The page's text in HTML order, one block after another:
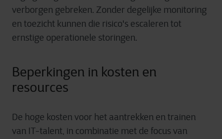
verborgen gebreken. Zonder degelijke monitoring
entoezicht kunnen die risico's escalerentot
ernstige operationele storingen.
Beperkingen in kosten en
resources
De hoge kostenvoor het aantrekken entrainen
van IT-talent, in combinatie met de focus van